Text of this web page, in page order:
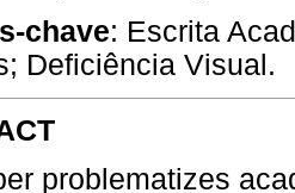
chave: Escrita
Deficiência Visual.
problematizes